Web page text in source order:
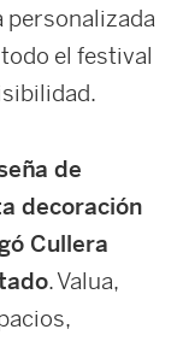
personalizada
el festival
de
decoración
Cullera
. Valua,